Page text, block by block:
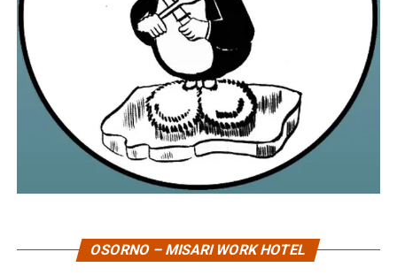
OSORNO – MISARI WORK HOTEL